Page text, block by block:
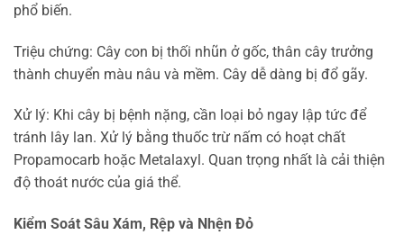
phổ biến.
Triệu chứng: Cây con bị thối nhũn ở gốc, thân cây trưởng
thành chuyển màu nâu và mềm. Cây dễ dàng bị đổ gãy.
Xử lý: Khi cây bị bệnh nặng, cần loại bỏ ngay lập tức để
tránh lây lan. Xử lý bằng thuốc trừ nấm có hoạt chất
Propamocarb hoặc Metalaxyl. Quan trọng nhất là cải thiện
độ thoát nước của giá thể.
Kiểm Soát Sâu Xám, Rệp và Nhện Đỏ